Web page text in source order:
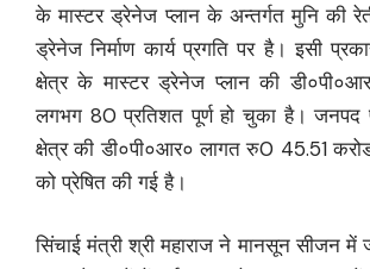
के मास्टर ड्रेनेज प्लान के अन्तर्गत मुनि की
ड्रेनेज निर्माण कार्य प्रगति पर है। इसी
क्षेत्र के मास्टर ड्रेनेज प्लान की
लगभग 80 प्रतिशत पूर्ण हो चुका है। जनपद
क्षेत्र की डी०पी०आर० लागत रु0 45.51
को प्रेषित की गई है।
सिंचाई मंत्री श्री महाराज ने मानसून सीजन में